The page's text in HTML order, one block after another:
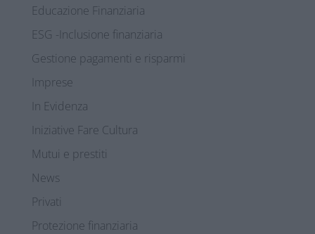
Educazione Finanziaria
ESG -Inclusione finanziaria
Gestione pagamenti e risparmi
Imprese
In Evidenza
Iniziative Fare Cultura
Mutui e prestiti
News
Privati
Protezione finanziaria